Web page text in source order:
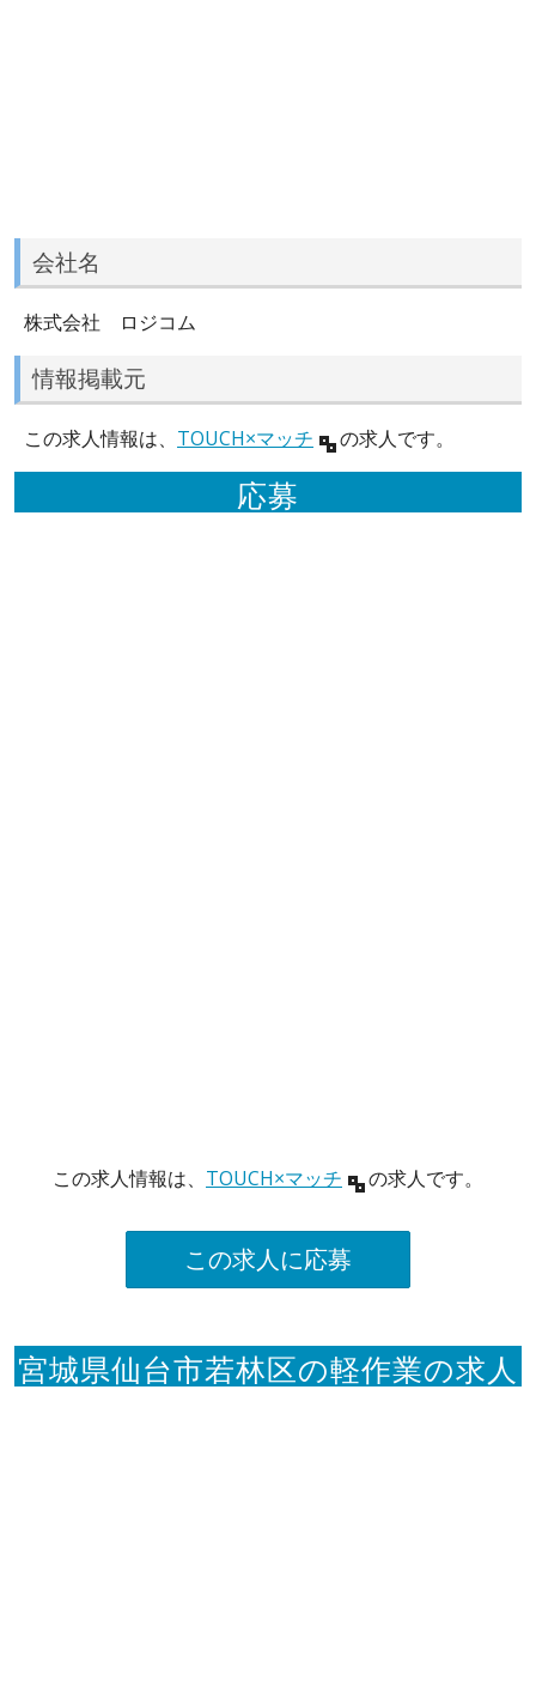
会社名
株式会社 ロジコム
情報掲載元
この求人情報は、 TOUCH×マッチ の求人です。
応募
この求人情報は、 TOUCH×マッチ の求人です。
この求人に応募
宮城県仙台市若林区の軽作業の求人